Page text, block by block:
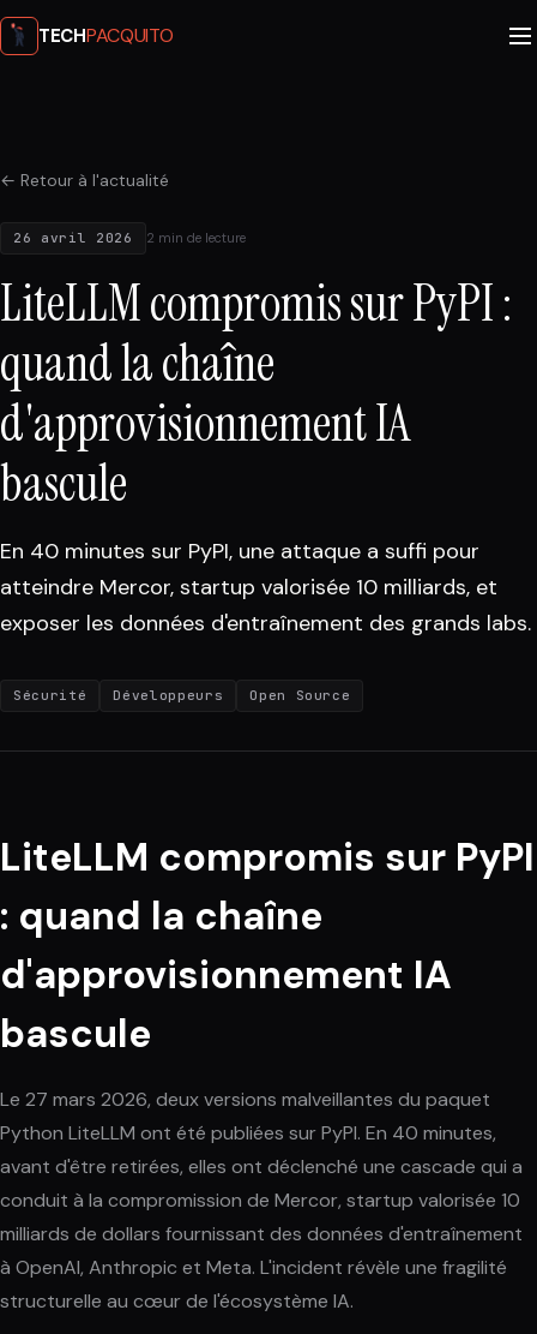
TECHPACQUITO
← Retour à l'actualité
26 avril 2026 2 min de lecture
LiteLLM compromis sur PyPI :
quand la chaîne
d'approvisionnement IA
bascule
En 40 minutes sur PyPI, une attaque a suffi pour
atteindre Mercor, startup valorisée 10 milliards, et
exposer les données d'entraînement des grands labs.
Sécurité Développeurs Open Source
LiteLLM compromis sur PyPI
: quand la chaîne
d'approvisionnement IA
bascule
Le 27 mars 2026, deux versions malveillantes du paquet
Python LiteLLM ont été publiées sur PyPI. En 40 minutes,
avant d'être retirées, elles ont déclenché une cascade qui a
conduit à la compromission de Mercor, startup valorisée 10
milliards de dollars fournissant des données d'entraînement
à OpenAI, Anthropic et Meta. L'incident révèle une fragilité
structurelle au cœur de l'écosystème IA.